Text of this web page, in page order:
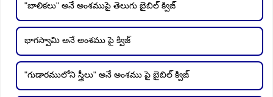
"బాలికలు" అనే అంశముపై తెలుగు బైబిల్ క్విజ్
భాగస్వామి అనే అంశము పై క్విజ్
"గుడారములోని స్త్రీలు" అనే అంశము పై బైబిల్ క్విజ్